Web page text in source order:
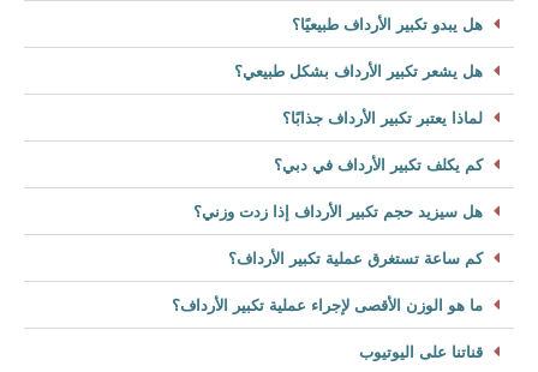
هل يبدو تكبير الأرداف طبيعيًا؟
هل يشعر تكبير الأرداف بشكل طبيعي؟
لماذا يعتبر تكبير الأرداف جذابًا؟
كم يكلف تكبير الأرداف في دبي؟
هل سيزيد حجم تكبير الأرداف إذا زدت وزني؟
كم ساعة تستغرق عملية تكبير الأرداف؟
ما هو الوزن الأقصى لإجراء عملية تكبير الأرداف؟
قناتنا على اليوتيوب